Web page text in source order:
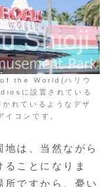
of the World(ハリウ
に設置されている
れているようなデザ
イコンです。
は、当然ながら
ことになりま
ですから、憂い